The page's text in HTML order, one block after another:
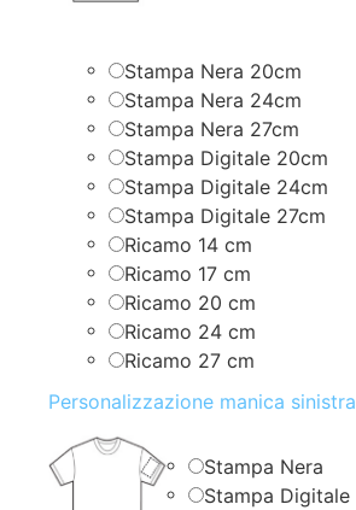
Stampa Nera 20cm
Stampa Nera 24cm
Stampa Nera 27cm
Stampa Digitale 20cm
Stampa Digitale 24cm
Stampa Digitale 27cm
Ricamo 14 cm
Ricamo 17 cm
Ricamo 20 cm
Ricamo 24 cm
Ricamo 27 cm
Personalizzazione manica sinistra
Stampa Nera
Stampa Digitale